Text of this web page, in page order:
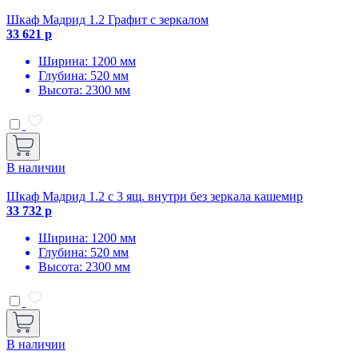
Шкаф Мадрид 1.2 Графит с зеркалом
33 621 р
Ширина: 1200 мм
Глубина: 520 мм
Высота: 2300 мм
В наличии
Шкаф Мадрид 1.2 с 3 ящ. внутри без зеркала кашемир
33 732 р
Ширина: 1200 мм
Глубина: 520 мм
Высота: 2300 мм
В наличии